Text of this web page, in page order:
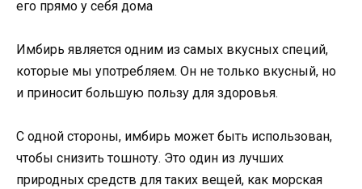
Имбирь является одним из самых вкусных специй,
которые мы употребляем. Он не только вкусный, но
и приносит большую пользу для здоровья.
С одной стороны, имбирь может быть использован,
чтобы снизить тошноту. Это один из лучших
природных средств для таких вещей, как морская